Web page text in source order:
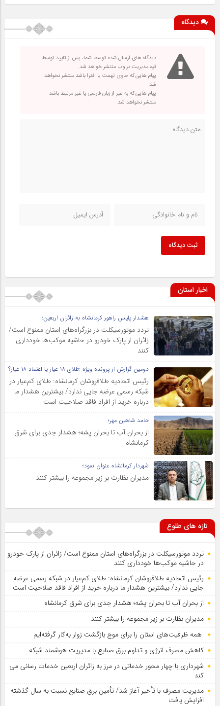
دیدگاه
دیدگاه های ارسال شده توسط شما، پس از تایید توسط
تیم مدیریت در وب منتشر خواهد شد.
پیام هایی که حاوی تهمت یا افترا باشد منتشر نخواهد
شد.
پیام هایی که به غیر از زبان فارسی یا غیر مرتبط باشد
منتشر نخواهد شد.
ثبت دیدگاه
اخبار استان
هشدار پلیس راهور کرمانشاه به زائران اربعین؛
تردد موتورسیکلت در بزرگراه‌های استان ممنوع است/
زائران از پارک خودرو در حاشیه موکب‌ها خودداری
کنند
دومین گزارش از پرونده ویژه :طلای ۱۸ عیار یا اعتماد ۱۸ عیار؟
رئیس اتحادیه طلافروشان کرمانشاه: طلای کم‌عیار در
شبکه رسمی عرضه جایی ندارد/ بیشترین هشدار ما
درباره خرید از افراد فاقد صلاحیت است
حامد شاهین مهر؛
از بحران آب تا بحران پشه؛ هشدار جدی برای شرق
کرمانشاه
شهردار کرمانشاه عنوان نمود؛
مدیران نظارت بر زیر مجموعه را بیشتر کنند
تازه های طلوع
تردد موتورسیکلت در بزرگراه‌های استان ممنوع است/ زائران از پارک خودرو
در حاشیه موکب‌ها خودداری کنند
رئیس اتحادیه طلافروشان کرمانشاه: طلای کم‌عیار در شبکه رسمی عرضه
جایی ندارد/ بیشترین هشدار ما درباره خرید از افراد فاقد صلاحیت است
از بحران آب تا بحران پشه؛ هشدار جدی برای شرق کرمانشاه
مدیران نظارت بر زیر مجموعه را بیشتر کنند
همه ظرفیت‌های استان را برای موج بازگشت زوار به‌کار گرفته‌ایم
کاهش مصرف انرژی و تداوم برق صنایع با مدیریت هوشمند شبکه
شهرداری با چهار محور خدماتی در مرز به زائران اربعین خدمات رسانی می
کند
مدیریت مصرف با تأخیر آغاز شد/ تأمین برق صنایع نسبت به سال گذشته
افزایش یافت